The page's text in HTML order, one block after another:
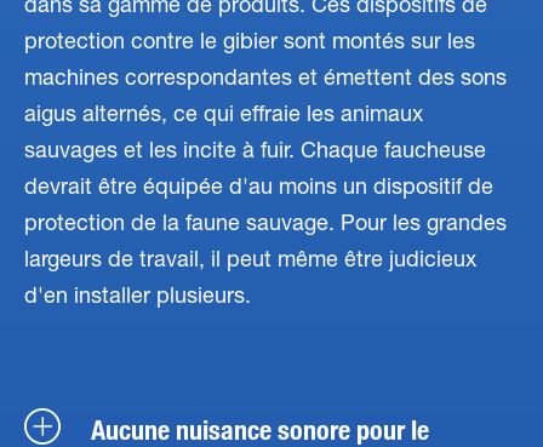
dans sa gamme de produits. Ces dispositifs de
protection contre le gibier sont montés sur les
machines correspondantes et émettent des sons
aigus alternés, ce qui effraie les animaux
sauvages et les incite à fuir. Chaque faucheuse
devrait être équipée d'au moins un dispositif de
protection de la faune sauvage. Pour les grandes
largeurs de travail, il peut même être judicieux
d'en installer plusieurs.
Aucune nuisance sonore pour le